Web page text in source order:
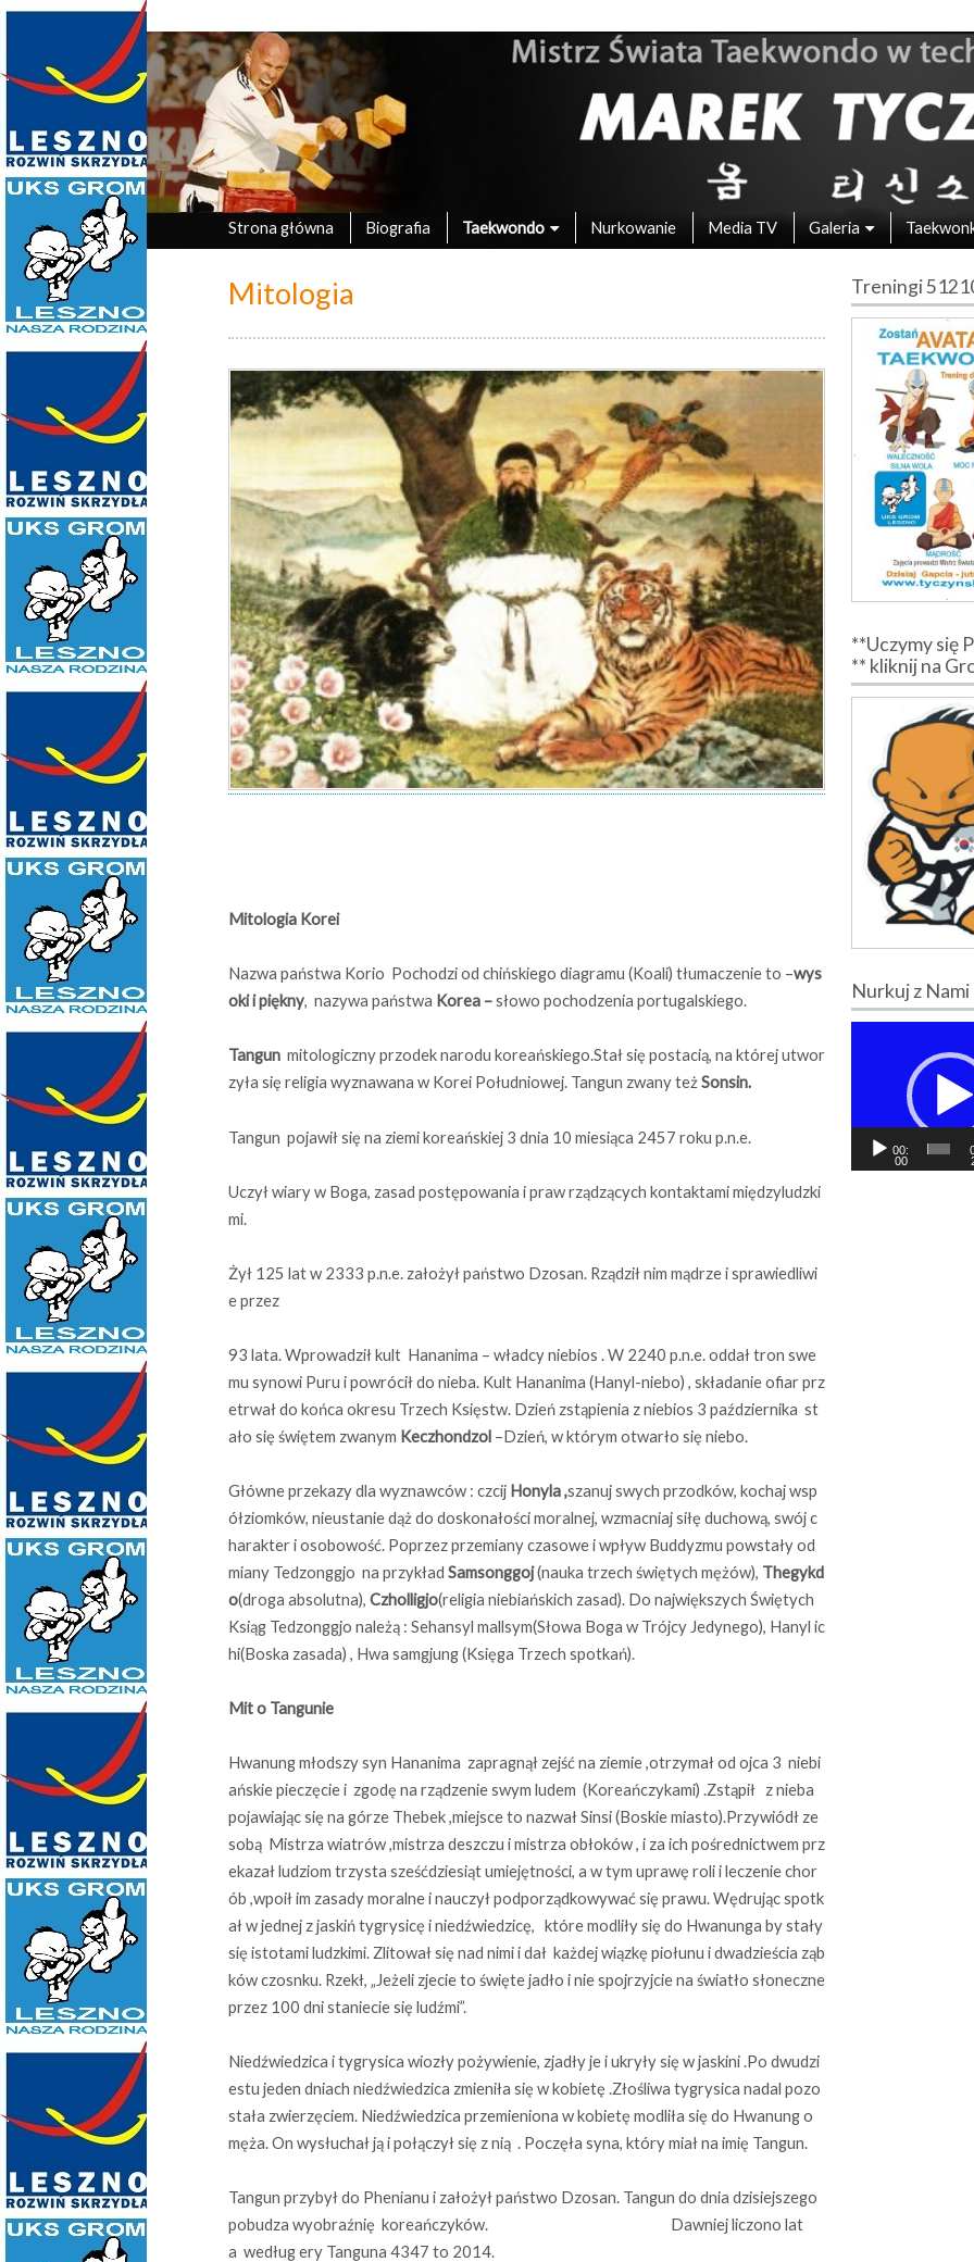
Marek Tyczyński – Mistrz Świata w Taekwondo
oficjalna strona UKS Grom Leszno
Strona główna Biografia Taekwondo Nurkowanie Media TV Galeria
Mitologia
Mitologia Korei
Nazwa państwa Korio Pochodzi od chińskiego diagramu (Koali) tłumaczenie to –wys
oki ipiękny, nazywa państwa Korea –słowo pochodzenia portugalskiego.
Tangun mitologiczny przodek narodu koreańskiego.Stał się postacią, na której utwor
zyła się religia wyznawana w Korei Południowej. Tangun zwany teżSonsin.
Tangun pojawił się na ziemi koreańskiej 3 dnia 10 miesiąca 2457 roku p.n.e.
Uczył wiary w Boga, zasad postępowania i praw rządzących kontaktami międzyludzki
mi.
Żył 125 lat w 2333 p.n.e. założył państwo Dzosan. Rządził nim mądrze i sprawiedliwi
e przez
93 lata. Wprowadził kult Hananima – władcy niebios . W 2240 p.n.e. oddał tron swe
mu synowi Puru i powrócił do nieba. Kult Hananima (Hanyl-niebo) , składanie ofiar prz
etrwał do końca okresu Trzech Księstw. Dzień zstąpienia z niebios 3 października st
ało się świętem zwanym Keczhondzol –Dzień, w którym otwarło się niebo.
Główne przekazy dla wyznawców : czcij Honyla ,szanuj swych przodków, kochaj wsp
ółziomków, nieustanie dąż do doskonałości moralnej, wzmacniaj siłę duchową, swój c
harakter i osobowość. Poprzez przemiany czasowe i wpływ Buddyzmu powstały od
miany Tedzonggjo na przykład Samsonggoj(nauka trzech świętych mężów), Thegykd
o(droga absolutna), Czholligjo(religia niebiańskich zasad). Do największych Świętych
Ksiąg Tedzonggjo należą : Sehansyl mallsym(Słowa Boga w Trójcy Jedynego), Hanyl ic
hi(Boska zasada) , Hwa samgjung (Księga Trzech spotkań).
Mit o Tangunie
Hwanung młodszy syn Hananima zapragnął zejść na ziemie ,otrzymał od ojca 3 niebi
ańskie pieczęcie i zgodę na rządzenie swym ludem (Koreańczykami) .Zstąpił z nieba
pojawiając się na górze Thebek ,miejsce to nazwał Sinsi (Boskie miasto).Przywiódł ze
sobą Mistrza wiatrów ,mistrza deszczu i mistrza obłoków , i za ich pośrednictwem prz
ekazał ludziom trzysta sześćdziesiąt umiejętności, a w tym uprawę roli i leczenie chor
ób ,wpoił im zasady moralne i nauczył podporządkowywać się prawu. Wędrując spotk
ał w jednej z jaskiń tygrysicę i niedźwiedzicę, które modliły się do Hwanunga by stały
się istotami ludzkimi. Zlitował się nad nimi i dał każdej wiązkę piołunu i dwadzieścia ząb
ków czosnku. Rzekł, „Jeżeli zjecie to święte jadło i nie spojrzyjcie na światło słoneczne
przez 100 dni staniecie się ludźmi”.
Niedźwiedzica i tygrysica wiozły pożywienie, zjadły je i ukryły się w jaskini .Po dwudzi
estu jeden dniach niedźwiedzica zmieniła się w kobietę .Złośliwa tygrysica nadal pozo
stała zwierzęciem. Niedźwiedzica przemieniona w kobietę modliła się do Hwanung o
męża. On wysłuchał ją i połączył się z nią . Poczęła syna, który miał na imię Tangun.
Tangun przybył do Phenianu i założył państwo Dzosan. Tangun do dnia dzisiejszego
pobudza wyobraźnię koreańczyków. Dawniej liczono lat
a według ery Tanguna 4347 to 2014.
Treningi
**Uczymy się
** kliknij na
Nurkuj z Nami
00:
00